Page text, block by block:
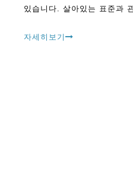
있습니다. 살아있는 표준과
다. 이것은 증명서를 보았습니
자세히보기